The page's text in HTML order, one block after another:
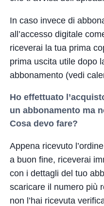
In caso invece di
all’accesso digitale
riceverai la tua prima
prima uscita utile dopo
abbonamento (vedi
Ho effettuato
un abbonamento ma
Cosa devo fare?
Appena ricevuto
a buon fine, riceverai
con i dettagli del tuo
scaricare il numero più
non l’hai ricevuta